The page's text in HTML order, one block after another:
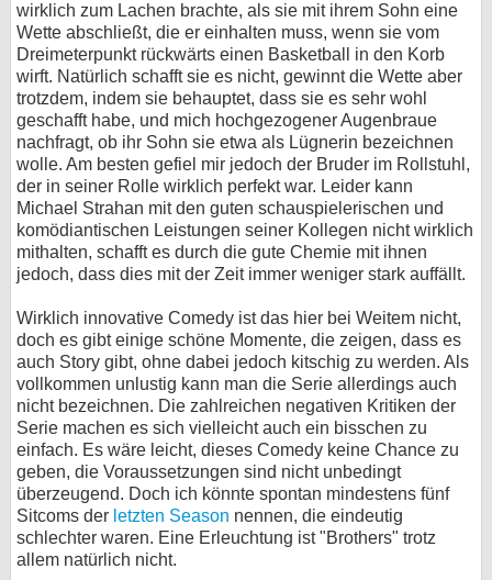
wirklich zum Lachen brachte, als sie mit ihrem Sohn eine
Wette abschließt, die er einhalten muss, wenn sie vom
Dreimeterpunkt rückwärts einen Basketball in den Korb
wirft. Natürlich schafft sie es nicht, gewinnt die Wette aber
trotzdem, indem sie behauptet, dass sie es sehr wohl
geschafft habe, und mich hochgezogener Augenbraue
nachfragt, ob ihr Sohn sie etwa als Lügnerin bezeichnen
wolle. Am besten gefiel mir jedoch der Bruder im Rollstuhl,
der in seiner Rolle wirklich perfekt war. Leider kann
Michael Strahan mit den guten schauspielerischen und
komödiantischen Leistungen seiner Kollegen nicht wirklich
mithalten, schafft es durch die gute Chemie mit ihnen
jedoch, dass dies mit der Zeit immer weniger stark auffällt.
Wirklich innovative Comedy ist das hier bei Weitem nicht,
doch es gibt einige schöne Momente, die zeigen, dass es
auch Story gibt, ohne dabei jedoch kitschig zu werden. Als
vollkommen unlustig kann man die Serie allerdings auch
nicht bezeichnen. Die zahlreichen negativen Kritiken der
Serie machen es sich vielleicht auch ein bisschen zu
einfach. Es wäre leicht, dieses Comedy keine Chance zu
geben, die Voraussetzungen sind nicht unbedingt
überzeugend. Doch ich könnte spontan mindestens fünf
Sitcoms der letzten Season nennen, die eindeutig
schlechter waren. Eine Erleuchtung ist "Brothers" trotz
allem natürlich nicht.
Nutzungsbedingungen
Datenschutz
Cookie-Einstellungen
Impressum
Desktop-Ansicht
myFanbase